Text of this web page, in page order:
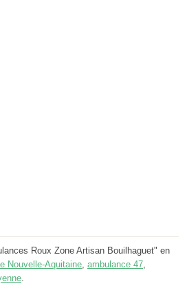
Roux Zone Artisan Bouilhaguet" en
Nouvelle-Aquitaine ambulance 47